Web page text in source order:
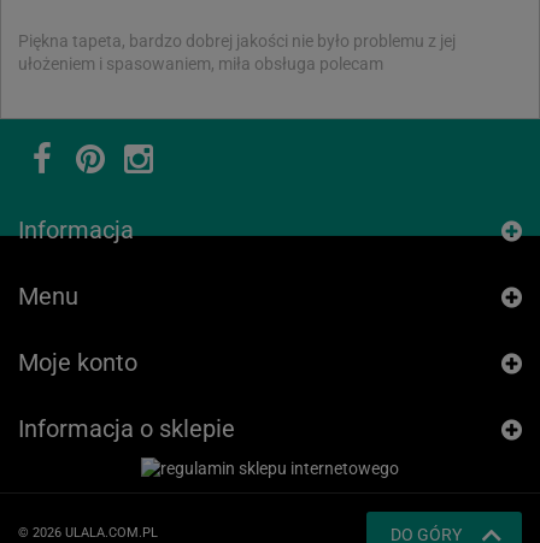
Piękna tapeta, bardzo dobrej jakości nie było problemu z jej
ułożeniem i spasowaniem, miła obsługa polecam
Informacja
Menu
Moje konto
Informacja o sklepie
© 2026 ULALA.COM.PL DO GÓRY